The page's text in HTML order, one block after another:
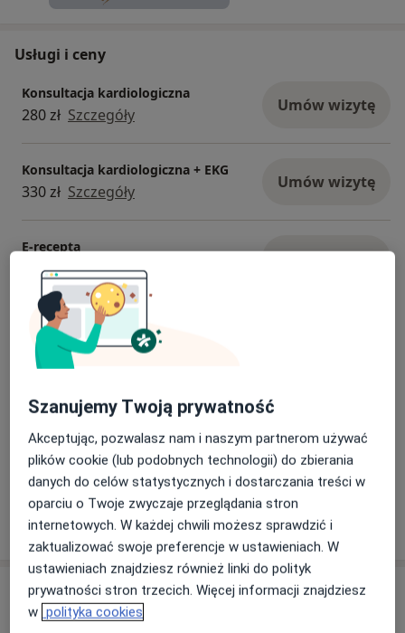
Usługi i ceny
Konsultacja kardiologiczna
280 zł Szczegóły Umów wizytę
Konsultacja kardiologiczna + EKG
330 zł Szczegóły Umów wizytę
E-recepta
130 zł Szczegóły
Holter EKG
250 zł Szczegóły
Holter EKG 2-dniowy
Szczegóły
+ 3 usługi
W jaki sposób ustalane są ceny?
Adresy (4)
Szanujemy Twoją prywatność
Akceptując, pozwalasz nam i naszym partnerom używać
plików cookie (lub podobnych technologii) do zbierania
danych do celów statystycznych i dostarczania treści w
oparciu o Twoje zwyczaje przeglądania stron
internetowych. W każdej chwili możesz sprawdzić i
zaktualizować swoje preferencje w ustawieniach. W
ustawieniach znajdziesz również linki do polityk
prywatności stron trzecich. Więcej informacji znajdziesz
w polityka cookies